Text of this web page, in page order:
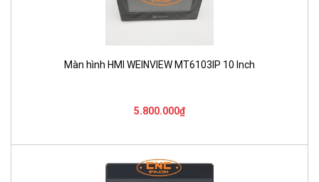
Màn hình HMI WEINVIEW MT6103IP 10 Inch
5.800.000₫